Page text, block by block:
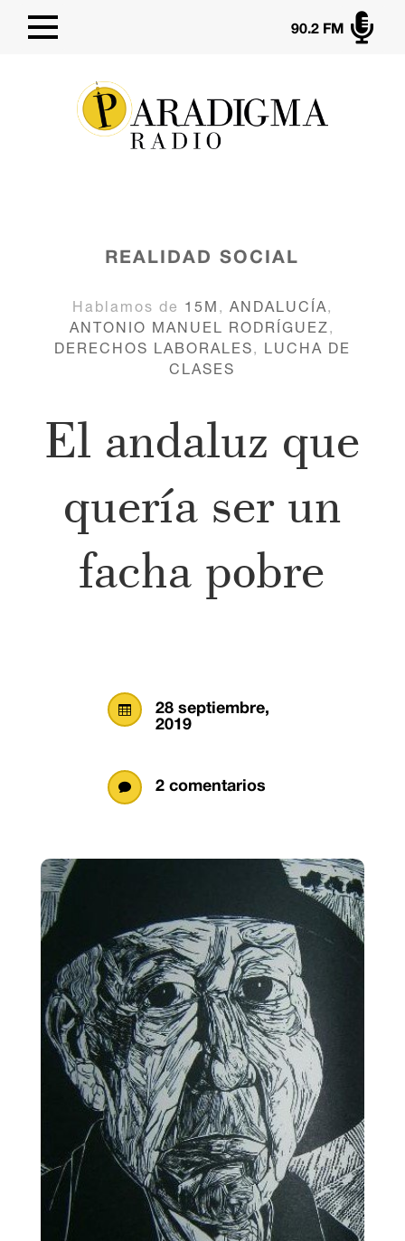

90.2 FM
REALIDAD SOCIAL
Hablamos de 15M , ANDALUCÍA,
ANTONIO MANUEL RODRÍGUEZ,
DERECHOS LABORALES,
LUCHA DE
CLASES
El andaluz que
quería ser un
facha pobre

28 septiembre,
2019
 2 comentarios